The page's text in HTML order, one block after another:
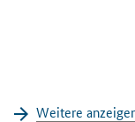
Weitere